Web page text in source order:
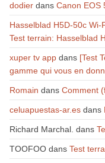
dodierdans Canon EOS
Hasselblad H5D-50c
Test terrain: Hasselblad
xuper tv appdans [Test
gamme qui vous en
Romain dans Comment
celuapuestas-ar.esdans
Richard Marchal. dans
TOOFOOdans Test